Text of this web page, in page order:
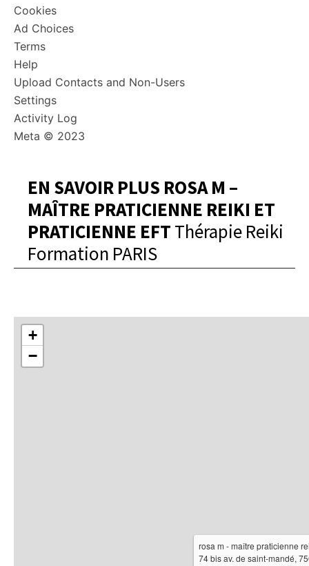
Cookies
Ad Choices
Terms
Help
Upload Contacts and Non-Users
Settings
Activity Log
Meta © 2023
EN SAVOIR PLUS ROSA M –
MAÎTRE PRATICIENNE REIKI ET
PRATICIENNE EFT Thérapie Reiki
Formation PARIS
rosa m - maître praticienne
74 bis av. de saint-mandé,
+
−